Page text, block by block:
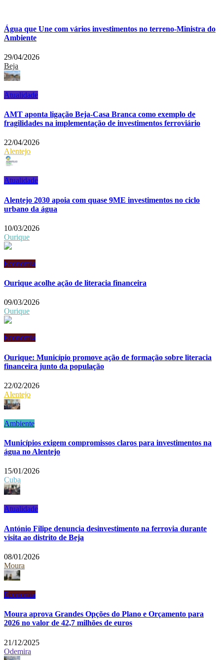
Água que Une com vários investimentos no terreno-Ministra do
Ambiente
29/04/2026
Beja
Atualidade
AMT aponta ligação Beja-Casa Branca como exemplo de
fragilidades na implementação de investimentos ferroviário
22/04/2026
Alentejo
Atualidade
Alentejo 2030 apoia com quase 9ME investimentos no ciclo
urbano da água
10/03/2026
Ourique
Economia
Ourique acolhe ação de literacia financeira
09/03/2026
Ourique
Economia
Ourique: Município promove ação de formação sobre literacia
financeira junto da população
22/02/2026
Alentejo
Ambiente
Municípios exigem compromissos claros para investimentos na
água no Alentejo
15/01/2026
Cuba
Atualidade
António Filipe denuncia desinvestimento na ferrovia durante
visita ao distrito de Beja
08/01/2026
Moura
Economia
Moura aprova Grandes Opções do Plano e Orçamento para
2026 no valor de 42,7 milhões de euros
21/12/2025
Odemira